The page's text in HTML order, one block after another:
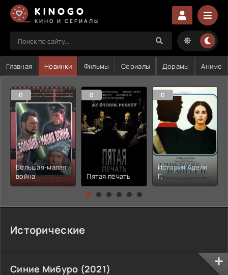
KINOGO
КИНО И СЕРИАЛЫ
Главная Новинки Фильмы Сериалы Дорамы Аниме
0
Большая-малая
война
0
Пятая печать
0
История Адели
Г.
Исторические
Синие Мибуро (2021)